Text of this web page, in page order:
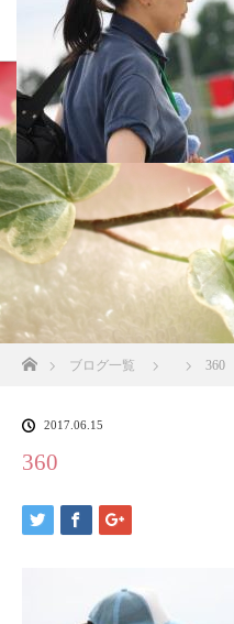
ホームブログ一覧 360
2017.06.15
360